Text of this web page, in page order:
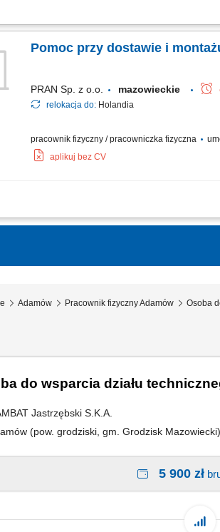
Pielęgnacja zieleni: koszenie, przycinanie
Pomoc przy dostawie i
PRAN Sp. z o.o. mazowieckie
relokacja do: Holandia
pracownik fizyczny / pracowniczka fizyczna
aplikuj bez CV
To będziesz robić: asystować przy rozwożeniu
Adamów Pracownik fizyczny Adamów Osoba
do wsparcia działu
Jastrzębski S.K.A.
(pow. grodziski, gm. Grodzisk Mazowiecki)
5 900 zł